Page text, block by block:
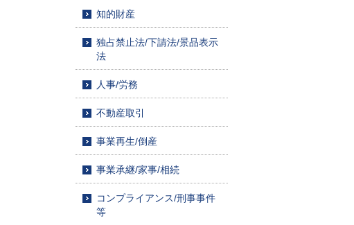
知的財産
独占禁止法/下請法/景品表示
法
人事/労務
不動産取引
事業再生/倒産
事業承継/家事/相続
コンプライアンス/刑事事件
等